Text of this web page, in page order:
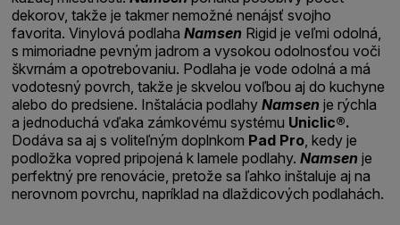
dekorov, takže je takmer nemožné nenájsť svojho
favorita. Vinylová podlahaNamsen Rigid je veľmi odolná,
s mimoriadne pevným jadrom a vysokou odolnosťou voči
škvrnám a opotrebovaniu. Podlaha je vode odolná a má
vodotesný povrch, takže je skvelou voľbou aj do kuchyne
alebo do predsiene. Inštalácia podlahy Namsen je rýchla
a jednoduchá vďaka zámkovému systému Uniclic®.
Dodáva sa aj s voliteľným doplnkom Pad Pro , kedy je
podložka vopred pripojená k lamele podlahy.Namsen je
perfektný pre renovácie, pretože sa ľahko inštaluje aj na
nerovnom povrchu, napríklad na dlaždicových podlahách.